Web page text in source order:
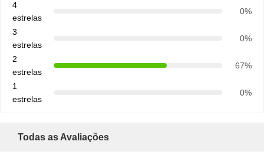
4
estrelas
0%
3
estrelas
0%
2
estrelas
67%
1
estrelas
0%
Todas as Avaliações